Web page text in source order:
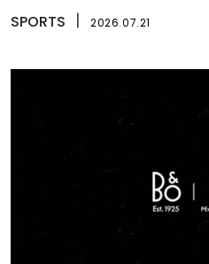
SPORTS 2026.07.21